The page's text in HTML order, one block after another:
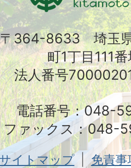
〒364-8633 埼玉
町1丁目111
法人番号
電話番号：048-
ファックス：048-
サイトマップ
免責